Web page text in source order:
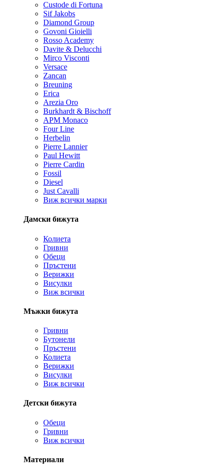
Custode di Fortuna
Sif Jakobs
Diamond Group
Govoni Gioielli
Rosso Academy
Davite & Delucchi
Mirco Visconti
Versace
Zancan
Breuning
Erica
Arezia Oro
Burkhardt & Bischoff
APM Monaco
Four Line
Herbelin
Pierre Lannier
Paul Hewitt
Pierre Cardin
Fossil
Diesel
Just Cavalli
Виж всички марки
Дамски бижута
Колиета
Гривни
Обеци
Пръстени
Верижки
Висулки
Виж всички
Мъжки бижута
Гривни
Бутонели
Пръстени
Колиета
Верижки
Висулки
Виж всички
Детски бижута
Обеци
Гривни
Виж всички
Материали